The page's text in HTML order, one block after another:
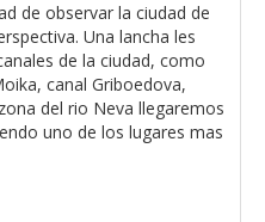
de observar la ciudad de
Una lancha les
de la ciudad, como
canal Griboedova,
del rio Neva llegaremos
uno de los lugares mas